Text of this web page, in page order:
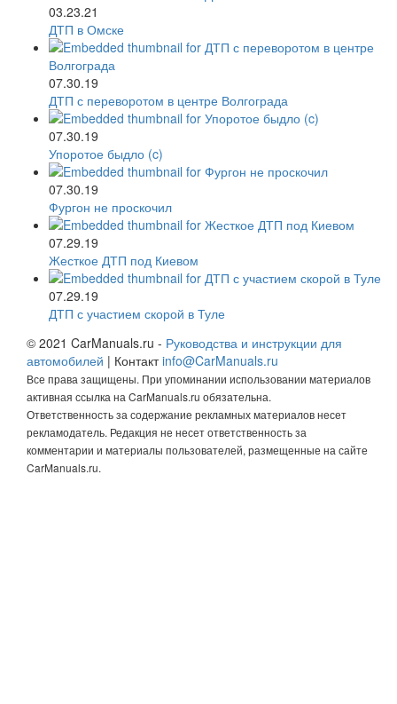
03.23.21
ДТП в Омске
07.30.19
ДТП с переворотом в центре Волгограда
07.30.19
Упоротое быдло (c)
07.30.19
Фургон не проскочил
07.29.19
Жесткое ДТП под Киевом
07.29.19
ДТП с участием скорой в Туле
© 2021 CarManuals.ru - Руководства и инструкции для
автомобилей | Контактinfo@CarManuals.ru
Все права защищены. При упоминании использовании материалов
активная ссылка на CarManuals.ru обязательна.
Ответственность за содержание рекламных материалов несет
рекламодатель. Редакция не несет ответственность за
комментарии и материалы пользователей, размещенные на сайте
CarManuals.ru.